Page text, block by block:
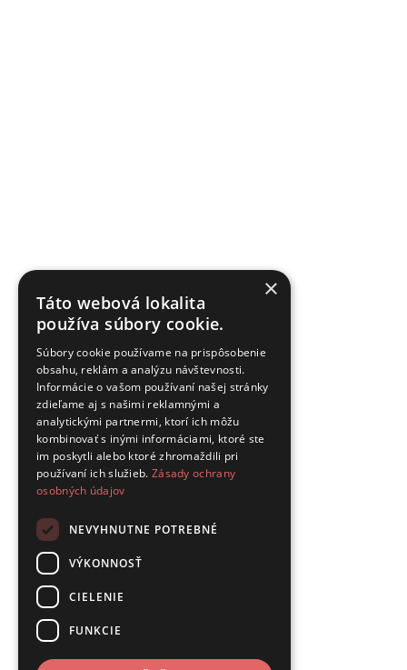
×
Táto webová lokalita
používa súbory cookie.
Súbory cookie používame na prispôsobenie
obsahu, reklám a analýzu návštevnosti.
Informácie o vašom používaní našej stránky
zdieľame aj s našimi reklamnými a
analytickými partnermi, ktorí ich môžu
kombinovať s inými informáciami, ktoré ste
im poskytli alebo ktoré zhromaždili pri
používaní ich služieb. Zásady ochrany
osobných údajov
NEVYHNUTNE POTREBNÉ
VÝKONNOSŤ
CIELENIE
FUNKCIE